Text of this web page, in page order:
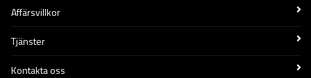
Affärsvillkor
Tjänster
Kontakta oss